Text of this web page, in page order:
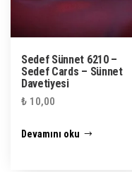
Sedef Sünnet 6210 –
Sedef Cards – Sünnet
Davetiyesi
₺ 10,00
Devamını oku